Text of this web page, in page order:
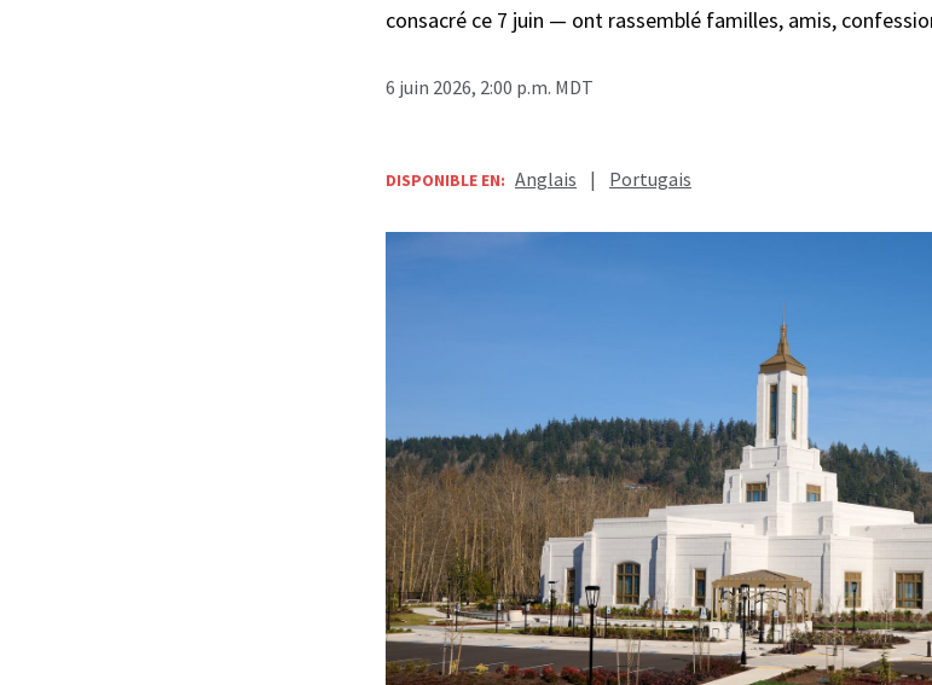
consacré ce 7 juin — ont rassemblé familles, amis,
6 juin 2026, 2:00 p.m. MDT
DISPONIBLE EN: Anglais | Portugais